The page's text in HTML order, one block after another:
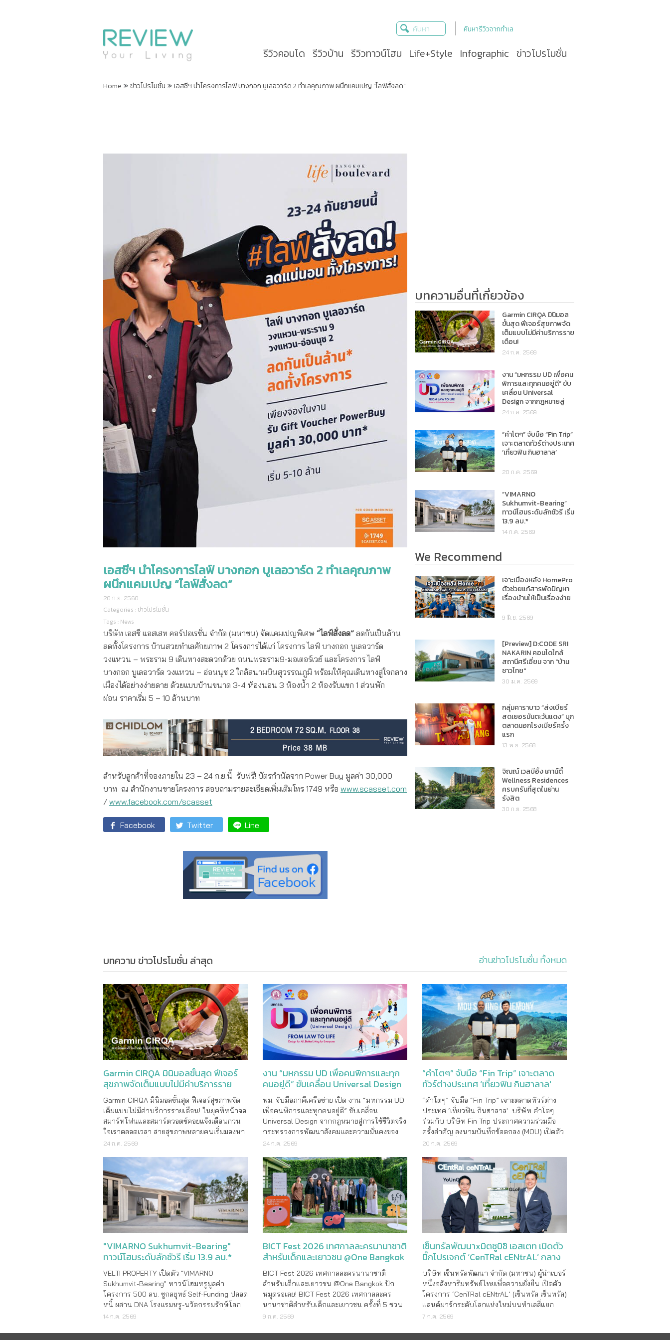
ค้นหารีวิวจากทำเล
รีวิวคอนโด รีวิวบ้าน รีวิวทาวน์โฮม Life+Style Infographic ข่าวโปรโมชั่น
Home »ข่าวโปรโมชั่น »เอสซีฯ นำโครงการไลฟ์ บางกอก บูเลอวาร์ด 2 ทำเลคุณภาพ ผนึกแคมเปญ “ไลฟ์สั่งลด”
เอสซีฯ นำโครงการไลฟ์ บางกอก บูเลอวาร์ด 2 ทำเลคุณภาพ
ผนึกแคมเปญ “ไลฟ์สั่งลด”
20 ก.ย. 2560
Categories : ข่าวโปรโมชั่น
Tags : News
บริษัท เอสซี แอสเสท คอร์ปอเรชั่น จำกัด (มหาชน) จัดแคมเปญพิเศษ “ไลฟ์สั่งลด” ลดกันเป็นล้าน
ลดทั้งโครงการ บ้านสวยทำเลศักยภาพ 2 โครงการได้แก่ โครงการ ไลฟ์ บางกอก บูเลอวาร์ด
วงแหวน – พระราม 9 เดินทางสะดวกด้วย ถนนพระราม9-มอเตอร์เวย์ และโครงการ ไลฟ์
บางกอก บูเลอวาร์ด วงแหวน – อ่อนนุช 2 ใกล้สนามบินสุวรรณภูมิ พร้อมให้คุณเดินทางสู่ใจกลาง
เมืองได้อย่างง่ายดาย ด้วยแบบบ้านขนาด 3-4 ห้องนอน 3 ห้องน้ำ 2 ห้องรับแขก 1 ส่วนพัก
ผ่อน ราคาเริ่ม 5 – 10 ล้านบาท
สำหรับลูกค้าที่จองภายใน 23 – 24 ก.ย.นี้ รับฟรี! บัตรกำนัลจาก Power Buy มูลค่า 30,000
บาท ณ สำนักงานขายโครงการ สอบถามรายละเอียดเพิ่มเติมโทร 1749 หรือ www.scasset.com
/ www.facebook.com/scasset
Facebook Twitter Line
บทความอื่นที่เกี่ยวข้อง
Garmin CIRQA มินิมอล
ขั้นสุด ฟีเจอร์สุขภาพจัด
เต็มแบบไม่มีค่าบริการราย
เดือน!
24 ก.ค. 2569
งาน “มหกรรม UD เพื่อคน
พิการและทุกคนอยู่ดี” ขับ
เคลื่อน Universal
Design จากกฎหมายสู่
การใช้ชีวิตจริง
24 ก.ค. 2569
“คำโตๆ” จับมือ “Fin Trip”
เจาะตลาดทัวร์ต่างประเทศ
‘เที่ยวฟิน กินฮาลาล’
20 ก.ค. 2569
“VIMARNO
Sukhumvit-Bearing”
ทาวน์โฮมระดับลักชัวรี เริ่ม
13.9 ลบ.*
14 ก.ค. 2569
We Recommend
เจาะเบื้องหลัง HomePro
ตัวช่วยแก้สารพัดปัญหา
เรื่องบ้านให้เป็นเรื่องง่าย
9 มิ.ย. 2569
[Preview] D:CODE SRI
NAKARIN คอนโดใกล้
สถานีศรีเอี่ยม จาก "บ้าน
ชาวไทย"
30 ม.ค. 2569
กลุ่มคาราบาว “ส่งเบียร์
สดเยอรมันตะวันแดง” บุก
ตลาดนอกโรงเบียร์ครั้ง
แรก
13 พ.ย. 2568
จิณณ์ เวลบีอิ้ง เคาน์ตี้
Wellness Residences
ครบครันที่สุดในย่าน
รังสิต
30 ก.ย. 2568
บทความ ข่าวโปรโมชั่น ล่าสุด อ่านข่าวโปรโมชั่น ทั้งหมด
Garmin CIRQA มินิมอลขั้นสุด ฟีเจอร์
สุขภาพจัดเต็มแบบไม่มีค่าบริการราย
เดือน!
Garmin CIRQA มินิมอลขั้นสุด ฟีเจอร์สุขภาพจัด
เต็มแบบไม่มีค่าบริการรายเดือน! ในยุคที่หน้าจอ
สมาร์ทโฟนและสมาร์ตวอตช์คอยแจ้งเตือนกวน
ใจเราตลอดเวลา สายสุขภาพหลายคนเริ่มมองหา
ทางเลือกใหม่ที่จะช่วยให้เรา “โฟกัสกับการใช้
24 ก.ค. 2569
งาน “มหกรรม UD เพื่อคนพิการและทุก
คนอยู่ดี” ขับเคลื่อน Universal Design
จากกฎหมายสู่การใช้ชีวิตจริง
พม. จับมือภาคีเครือข่าย เปิด งาน “มหกรรม UD
เพื่อคนพิการและทุกคนอยู่ดี” ขับเคลื่อน
Universal Design จากกฎหมายสู่การใช้ชีวิตจริง
กระทรวงการพัฒนาสังคมและความมั่นคงของ
มนุษย์ (พม.) โดยกรมส่งเสริมและพัฒนาคุณภาพ
มหาวิทยาลัยธรรมศาสตร์ ภายใต�
24 ก.ค. 2569
“คำโตๆ” จับมือ “Fin Trip” เจาะตลาด
ทัวร์ต่างประเทศ ‘เที่ยวฟิน กินฮาลาล'
“คำโตๆ” จับมือ “Fin Trip” เจาะตลาดทัวร์ต่าง
ประเทศ ‘เที่ยวฟิน กินฮาลาล' บริษัท คำโตๆ
ร่วมกับ บริษัท Fin Trip ประกาศความร่วมมือ
ครั้งสำคัญ ลงนามบันทึกข้อตกลง (MOU) เปิดตัว
ธุรกิจท่องเที่ยวฮาลาลเต็มรูปแบบ ภายใต้แบรนด์
ทางภายใต้แนวคิด “Filling Fin Halal Trip” ต�
20 ก.ค. 2569
"VIMARNO Sukhumvit-Bearing"
ทาวน์โฮมระดับลักชัวรี เริ่ม 13.9 ลบ.*
VELTI PROPERTY เปิดตัว "VIMARNO
Sukhumvit-Bearing" ทาวน์โฮมหรูมูลค่า
โครงการ 500 ลบ. ชูกลยุทธ์ Self-Funding ปลอด
หนี้ ผสาน DNA โรงแรมหรู-นวัตกรรมรักษ์โลก
ผนึก LPP เจาะตลาด Ed-Estate ย่านแบริ่ง
Property) ผู้พัฒนาอสังหาริมทรัพย์ระดับ
14 ก.ค. 2569
BICT Fest 2026 เทศกาลละครนานาชาติ
สำหรับเด็กและเยาวชน @One Bangkok
BICT Fest 2026 เทศกาลละครนานาชาติ
สำหรับเด็กและเยาวชน @One Bangkok ปัก
หมุดรอเลย! BICT Fest 2026 เทศกาลละคร
นานาชาติสำหรับเด็กและเยาวชน ครั้งที่ 5 ชวน
สัมผัสพลังแห่ง ‘การเล่น’ กับ 11 การแสดงระดับ
และเต็มไปด้วยความเปลี่ยนแปลงรอบตัวจนบาง
9 ก.ค. 2569
เซ็นทรัลพัฒนาxมิตซูบิชิ เอสเตท เปิดตัว
บิ๊กโปรเจกต์ ‘CenTRal cENtrAL’ กลาง
สยาม
บริษัท เซ็นทรัลพัฒนา จำกัด (มหาชน) ผู้นำเบอร์
หนึ่งอสังหาริมทรัพย์ไทยเพื่อความยั่งยืน เปิดตัว
โครงการ ‘CenTRal cENtrAL’ (เซ็นทรัล เซ็นทรัล)
แลนด์มาร์กระดับโลกแห่งใหม่บนทำเลสี่แยก
ปทุมวัน มูลค่าโครงการรวม 11,000 ล้านบาท
ช่วงไตรมาส 2 ปี 2570 พร้
7 ก.ค. 2569